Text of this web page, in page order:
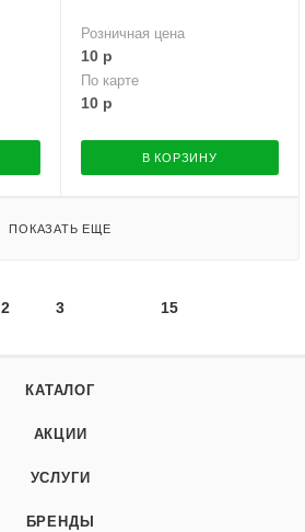
Розничная цена
10р
По карте
10р
В КОРЗИНУ
ПОКАЗАТЬ ЕЩЕ
2 3 15
КАТАЛОГ
АКЦИИ
УСЛУГИ
БРЕНДЫ